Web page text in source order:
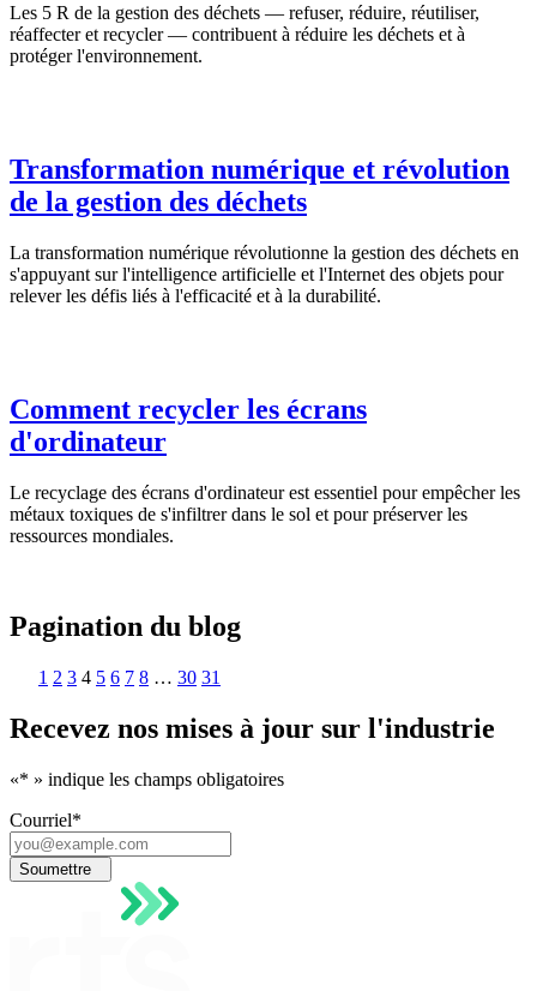
Les 5 R de la gestion des déchets — refuser, réduire, réutiliser,
réaffecter et recycler — contribuent à réduire les déchets et à
protéger l'environnement.
Transformation numérique et révolution
de la gestion des déchets
La transformation numérique révolutionne la gestion des déchets en
s'appuyant sur l'intelligence artificielle et l'Internet des objets pour
relever les défis liés à l'efficacité et à la durabilité.
Comment recycler les écrans
d'ordinateur
Le recyclage des écrans d'ordinateur est essentiel pour empêcher les
métaux toxiques de s'infiltrer dans le sol et pour préserver les
ressources mondiales.
Pagination du blog
1 2 3 4 5 6 7 8 … 30 31
Recevez nos mises à jour sur l'industrie
«* » indique les champs obligatoires
Courriel*
Soumettre